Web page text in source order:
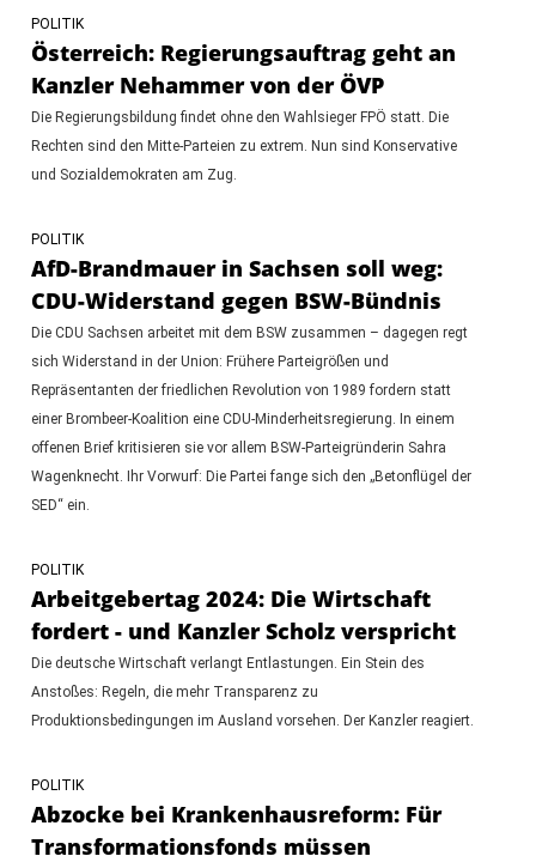
POLITIK
Österreich: Regierungsauftrag geht an
Kanzler Nehammer von der ÖVP
Die Regierungsbildung findet ohne den Wahlsieger FPÖ statt. Die
Rechten sind den Mitte-Parteien zu extrem. Nun sind Konservative
und Sozialdemokraten am Zug.
POLITIK
AfD-Brandmauer in Sachsen soll weg:
CDU-Widerstand gegen BSW-Bündnis
Die CDU Sachsen arbeitet mit dem BSW zusammen – dagegen regt
sich Widerstand in der Union: Frühere Parteigrößen und
Repräsentanten der friedlichen Revolution von 1989 fordern statt
einer Brombeer-Koalition eine CDU-Minderheitsregierung. In einem
offenen Brief kritisieren sie vor allem BSW-Parteigründerin Sahra
Wagenknecht. Ihr Vorwurf: Die Partei fange sich den „Betonflügel der
SED“ ein.
POLITIK
Arbeitgebertag 2024: Die Wirtschaft
fordert - und Kanzler Scholz verspricht
Die deutsche Wirtschaft verlangt Entlastungen. Ein Stein des
Anstoßes: Regeln, die mehr Transparenz zu
Produktionsbedingungen im Ausland vorsehen. Der Kanzler reagiert.
POLITIK
Abzocke bei Krankenhausreform: Für
Transformationsfonds müssen